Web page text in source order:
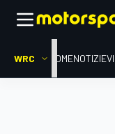
WRC HOMENOTIZIE